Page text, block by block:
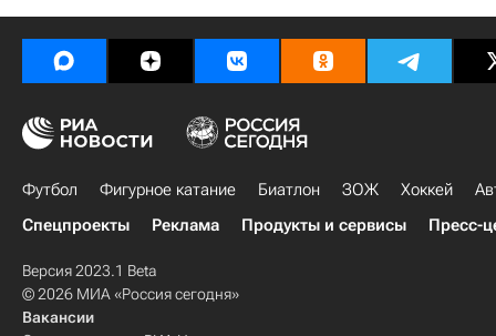
Футбол Фигурное катание Биатлон ЗОЖ Хоккей
Спецпроекты
Реклама Продукты и сервисы Пресс-
Версия 2023.1 Beta
© 2026 МИА «Россия сегодня»
Вакансии